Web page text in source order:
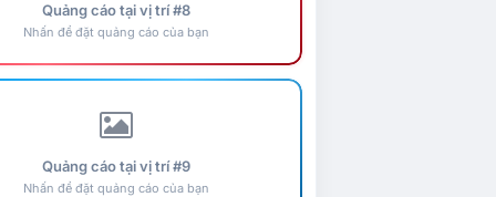
Quảng cáo tại vị trí #8
Nhấn để đặt quảng cáo của bạn
Quảng cáo tại vị trí #9
Nhấn để đặt quảng cáo của bạn